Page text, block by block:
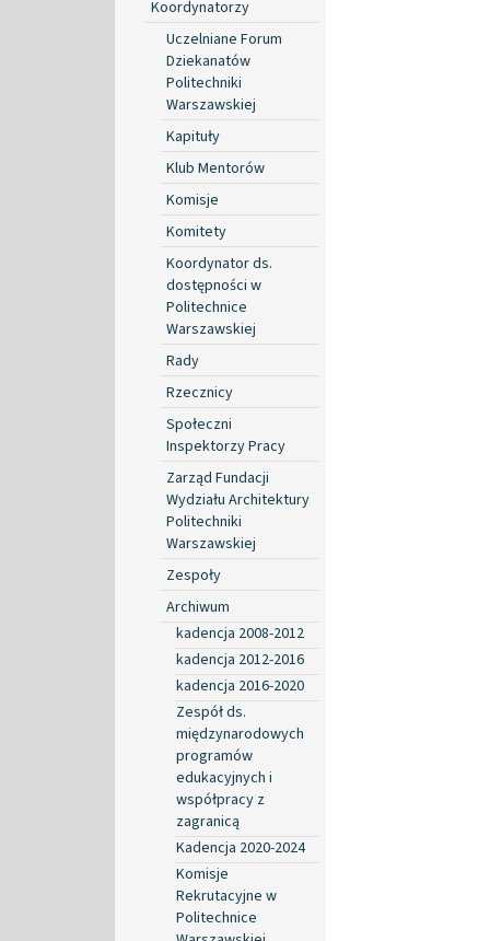
Koordynatorzy
Uczelniane Forum
Dziekanatów
Politechniki
Warszawskiej
Kapituły
Klub Mentorów
Komisje
Komitety
Koordynator ds.
dostępności w
Politechnice
Warszawskiej
Rady
Rzecznicy
Społeczni
Inspektorzy Pracy
Zarząd Fundacji
Wydziału Architektury
Politechniki
Warszawskiej
Zespoły
Archiwum
kadencja 2008-2012
kadencja 2012-2016
kadencja 2016-2020
Zespół ds.
międzynarodowych
programów
edukacyjnych i
współpracy z
zagranicą
Kadencja 2020-2024
Komisje
Rekrutacyjne w
Politechnice